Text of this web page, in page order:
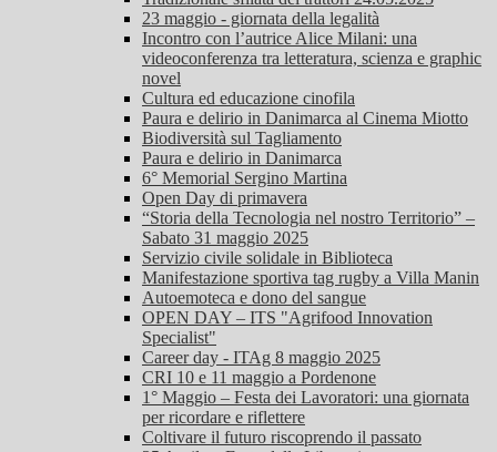
23 maggio - giornata della legalità
Incontro con l’autrice Alice Milani: una
videoconferenza tra letteratura, scienza e graphic
novel
Cultura ed educazione cinofila
Paura e delirio in Danimarca al Cinema Miotto
Biodiversità sul Tagliamento
Paura e delirio in Danimarca
6° Memorial Sergino Martina
Open Day di primavera
“Storia della Tecnologia nel nostro Territorio” –
Sabato 31 maggio 2025
Servizio civile solidale in Biblioteca
Manifestazione sportiva tag rugby a Villa Manin
Autoemoteca e dono del sangue
OPEN DAY – ITS "Agrifood Innovation
Specialist"
Career day - ITAg 8 maggio 2025
CRI 10 e 11 maggio a Pordenone
1° Maggio – Festa dei Lavoratori: una giornata
per ricordare e riflettere
Coltivare il futuro riscoprendo il passato